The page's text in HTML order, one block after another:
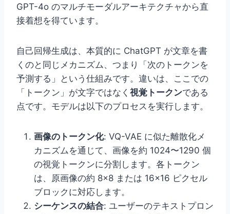
GPT-4o のマルチモーダルアーキテクチャから直
接着想を得ています。
自己回帰生成は、本質的に ChatGPT が文章を書
くのと同じメカニズム、つまり「次のトークンを
予測する」という仕組みです。違いは、ここでの
「トークン」が文字ではなく 視覚トークンである
点です。モデルは以下のプロセスを実行します。
画像のトークン化: VQ-VAE に似た離散化メ
カニズムを通じて、画像を約 1024〜1290 個
の視覚トークンに分割します。各トークン
は、原画像の約 8×8 または 16×16 ピクセル
ブロックに対応します。
シーケンスの結合: ユーザーのテキストプロン